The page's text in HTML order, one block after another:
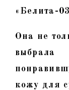
«Белита-
Она не
выбрала
кожу для